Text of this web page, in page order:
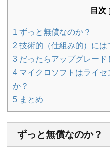
目次 [
1 ずっと無償なのか？
2 技術的（仕組み的）には
3 だったらアップグレード
4 マイクロソフトはライ
か？
5 まとめ
ずっと無償なのか？